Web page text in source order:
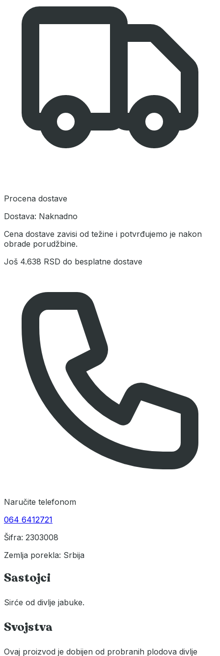
Procena dostave
Dostava: Naknadno
Cena dostave zavisi od težine i potvrđujemo je nakon
obrade porudžbine.
Još 4.638 RSD do besplatne dostave
Naručite telefonom
064 6412721
Šifra: 2303008
Zemlja porekla: Srbija
Sastojci
Sirće od divlje jabuke.
Svojstva
Ovaj proizvod je dobijen od probranih plodova divlje